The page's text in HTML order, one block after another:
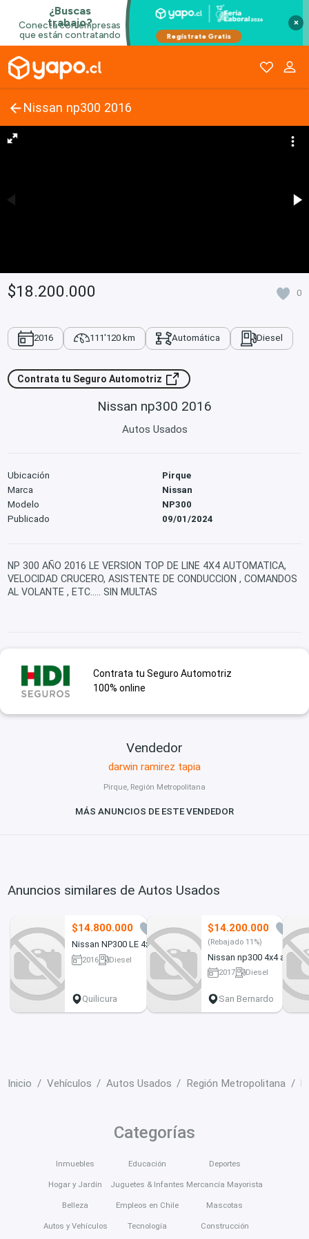
×
Nissan np300 2016
$18.200.000 0
2016 111'120 km Automática Diesel
Contrata tu Seguro Automotriz
Nissan np300 2016
Autos Usados
Ubicación
Pirque
Marca
Nissan
Modelo
NP300
Publicado
09/01/2024
NP 300 AÑO 2016 LE VERSION TOP DE LINE 4X4 AUTOMATICA,
VELOCIDAD CRUCERO, ASISTENTE DE CONDUCCION , COMANDOS
AL VOLANTE , ETC..... SIN MULTAS
Contrata tu Seguro Automotriz
100% online
Vendedor
darwin ramirez tapia
Pirque, Región Metropolitana
MÁS ANUNCIOS DE ESTE VENDEDOR
Anuncios similares de Autos Usados
$14.800.000
0
Nissan NP300 LE 4x4
2016
Diesel
Quilicura
$14.200.000 2
(Rebajado 11%)
Nissan np300 4x4 at
2017
Diesel
San Bernardo
Inicio Vehículos Autos Usados Región Metropolitana
Categorías
Inmuebles
Hogar y Jardín
Belleza
Autos y Vehículos
Educación
Juguetes & Infantes
Empleos en Chile
Tecnología
Deportes
Mercancía Mayorista
Mascotas
Construcción